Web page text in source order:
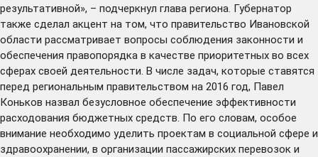
результативной», – подчеркнул глава региона. Губернатор
также сделал акцент на том, что правительство Ивановской
области рассматривает вопросы соблюдения законности и
обеспечения правопорядка в качестве приоритетных во всех
сферах своей деятельности. В числе задач, которые ставятся
перед региональным правительством на 2016 год, Павел
Коньков назвал безусловное обеспечение эффективности
расходования бюджетных средств. По его словам, особое
внимание необходимо уделить проектам в социальной сфере и
здравоохранении, в организации пассажирских перевозок и